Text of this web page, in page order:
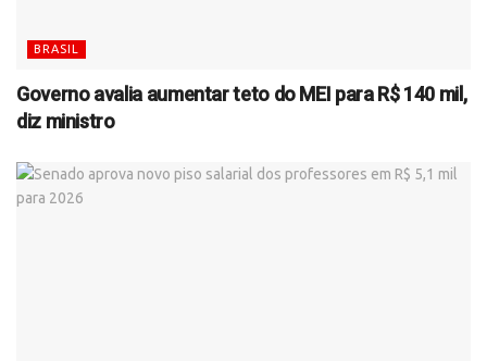
BRASIL
Governo avalia aumentar teto do MEI para R$ 140 mil,
diz ministro